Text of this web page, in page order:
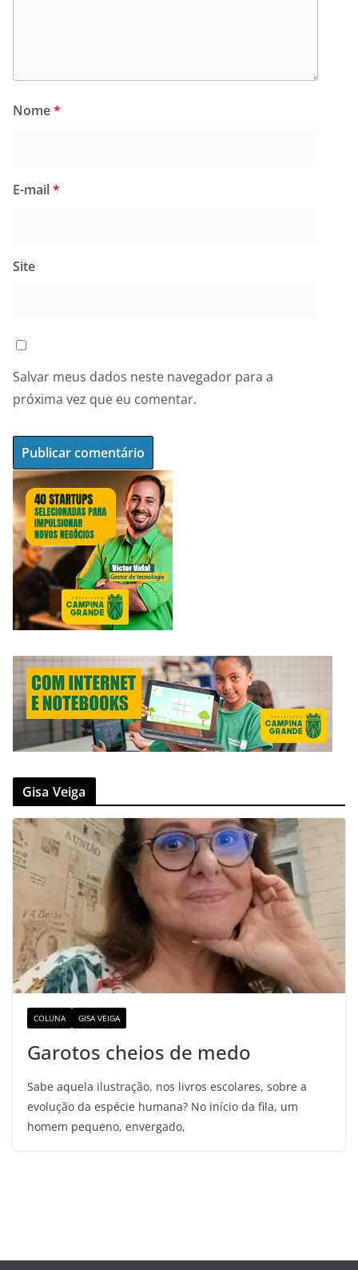
Nome*
E-mail*
Site
Salvar meus dados neste navegador para a
próxima vez que eu comentar.
Gisa Veiga
COLUNA GISA VEIGA
Garotos cheios de medo
Sabe aquela ilustração, nos livros escolares, sobre a
evolução da espécie humana? No início da fila, um
homem pequeno, envergado,